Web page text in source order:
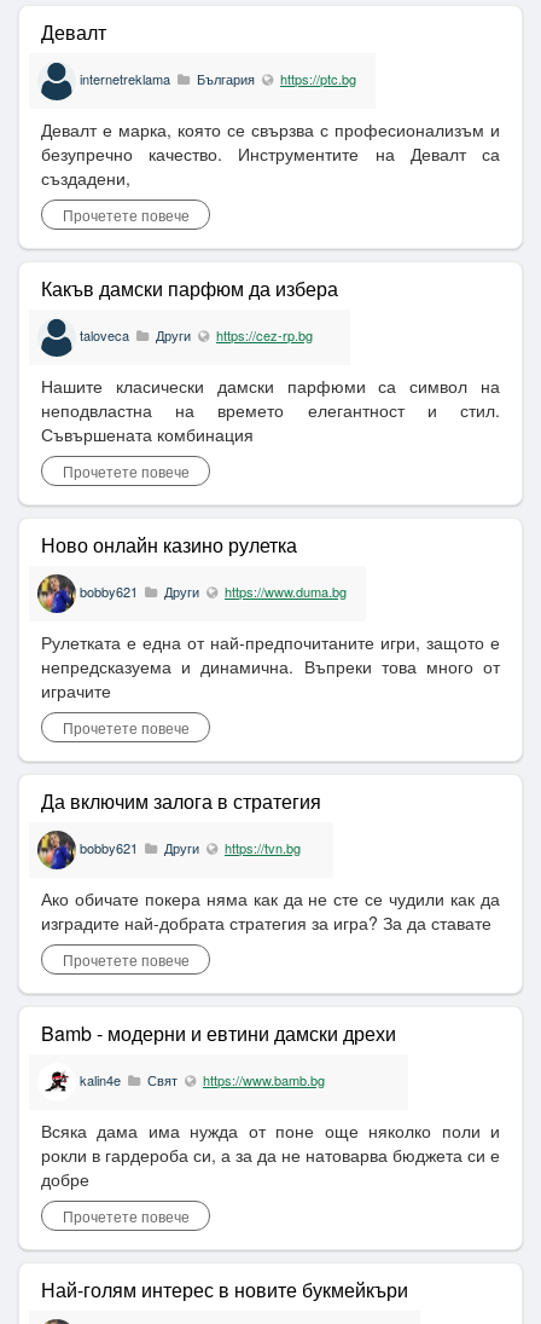
Девалт
internetreklama България https://ptc.bg
Девалт е марка, която се свързва с професионализъм и
безупречно качество. Инструментите на Девалт са
създадени,
Прочетете повече
Какъв дамски парфюм да избера
taloveca Други https://cez-rp.bg
Нашите класически дамски парфюми са символ на
неподвластна на времето елегантност и стил.
Съвършената комбинация
Прочетете повече
Ново онлайн казино рулетка
bobby621 Други https://www.duma.bg
Рулетката е една от най-предпочитаните игри, защото е
непредсказуема и динамична. Въпреки това много от
играчите
Прочетете повече
Да включим залога в стратегия
bobby621 Други https://tvn.bg
Ако обичате покера няма как да не сте се чудили как да
изградите най-добрата стратегия за игра? За да ставате
Прочетете повече
Bamb - модерни и евтини дамски дрехи
kalin4e Свят https://www.bamb.bg
Всяка дама има нужда от поне още няколко поли и
рокли в гардероба си, а за да не натоварва бюджета си е
добре
Прочетете повече
Най-голям интерес в новите букмейкъри